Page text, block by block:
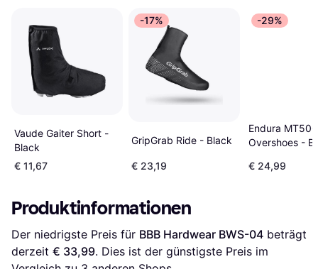
Vaude Gaiter Short -
Black
€ 11,67
-17%
GripGrab Ride - Black
€ 23,19
-29%
Endura MT500
Overshoes -
€ 24,99
Produktinformationen
Der niedrigste Preis für BBB Hardwear BWS-04 beträgt
derzeit € 33,99. Dies ist der günstigste Preis im